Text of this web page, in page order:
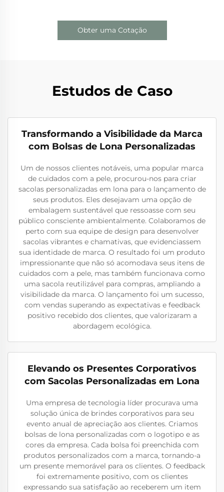
Obter uma Cotação
Estudos de Caso
Transformando a Visibilidade da Marca
com Bolsas de Lona Personalizadas
Um de nossos clientes notáveis, uma popular marca
de cuidados com a pele, procurou-nos para criar
sacolas personalizadas em lona para o lançamento de
seus produtos. Eles desejavam uma opção de
embalagem sustentável que ressoasse com seu
público consciente ambientalmente. Colaboramos de
perto com sua equipe de design para desenvolver
sacolas vibrantes e chamativas, que evidenciassem
sua identidade de marca. O resultado foi um produto
impressionante que não só acomodava seus itens de
cuidados com a pele, mas também funcionava como
uma sacola reutilizável para compras, ampliando a
visibilidade da marca. O lançamento foi um sucesso,
com vendas superando as expectativas e feedback
positivo recebido dos clientes, que valorizaram a
abordagem ecológica.
Elevando os Presentes Corporativos
com Sacolas Personalizadas em Lona
Uma empresa de tecnologia líder procurava uma
solução única de brindes corporativos para seu
evento anual de apreciação aos clientes. Criamos
bolsas de lona personalizadas com o logotipo e as
cores da empresa. Cada bolsa foi preenchida com
produtos personalizados com a marca, tornando-a
um presente memorável para os clientes. O feedback
foi extremamente positivo, com os clientes
expressando sua satisfação ao receberem um item